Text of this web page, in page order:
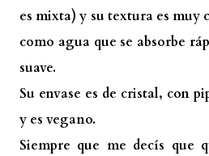
es mixta) y su textura es muy
como agua que se absorbe
suave.
Su envase es de cristal, con
y es vegano.
Siempre que me decís que